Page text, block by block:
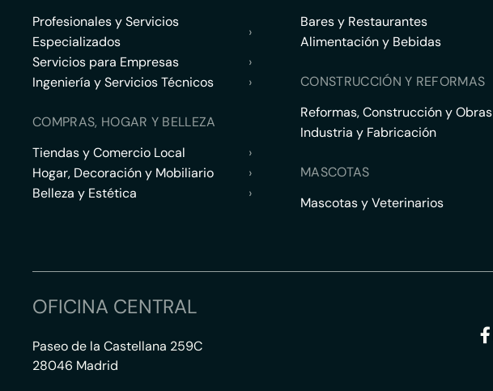
Profesionales y Servicios
Especializados
›
Servicios para Empresas
›
Ingeniería y Servicios Técnicos
›
COMPRAS, HOGAR Y BELLEZA
Tiendas y Comercio Local
›
Hogar, Decoración y Mobiliario
›
Belleza y Estética
›
Bares y Restaurantes
Alimentación y Bebidas
CONSTRUCCIÓN Y REFORMAS
Reformas, Construcción y Obras
Industria y Fabricación
MASCOTAS
Mascotas y Veterinarios
OFICINA CENTRAL
Paseo de la Castellana 259C
28046 Madrid